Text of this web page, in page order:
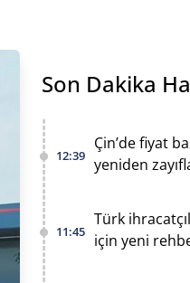
Son Dakika
12:39
Çin’de fiyat
yeniden
11:45
Türk
için yeni